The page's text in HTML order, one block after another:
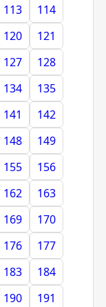
113
114
120
121
127
128
134
135
141
142
148
149
155
156
162
163
169
170
176
177
183
184
190
191